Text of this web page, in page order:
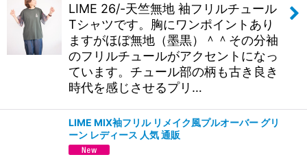
LIME 26/-天竺無地 袖フリルチュール
Tシャツです。胸にワンポイントあり
ますがほぼ無地（墨黒）＾＾その分袖
のフリルチュールがアクセントになっ
ています。チュール部の柄も古き良き
時代を感じさせるプリ…
LIME MIX袖フリル リメイク風プルオーバー グリ
ーン レディース 人気 通販